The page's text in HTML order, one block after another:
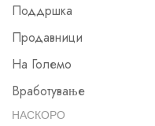
Поддршка
Продавници
На Големо
Вработување
НАСКОРО